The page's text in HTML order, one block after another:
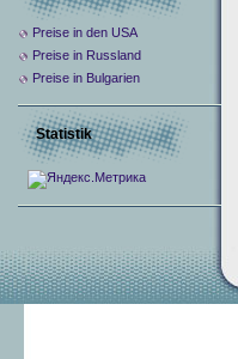
Preise in den USA
Preise in Russland
Preise in Bulgarien
Statistik